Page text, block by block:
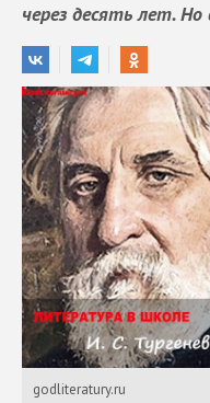
через десять лет. Но
godliteratury.ru